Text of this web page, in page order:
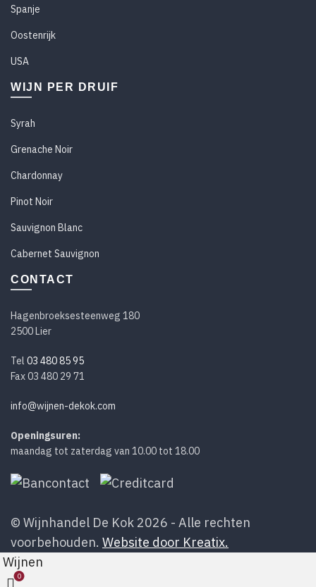
Spanje
Oostenrijk
USA
WIJN PER DRUIF
Syrah
Grenache Noir
Chardonnay
Pinot Noir
Sauvignon Blanc
Cabernet Sauvignon
CONTACT
Hagenbroeksesteenweg 180
2500 Lier
Tel 03 480 85 95
Fax 03 480 29 71
info@wijnen-dekok.com
Openingsuren:
maandag tot zaterdag van 10.00 tot 18.00
© Wijnhandel De Kok 2026 - Alle rechten
voorbehouden. Website door Kreatix.
Wijnen
0